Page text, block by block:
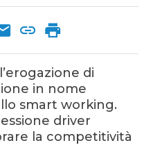
di
in nome
smart working.
driver
la competitività